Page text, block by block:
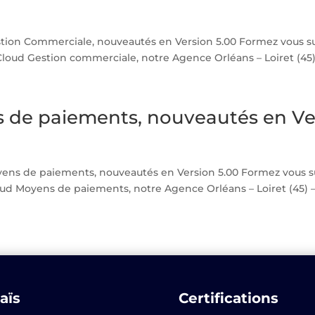
Commerciale, nouveautés en Version 5.00 Formez vous
Gestion commerciale, notre Agence Orléans – Loiret (45)
de paiements, nouveautés en
de paiements, nouveautés en Version 5.00 Formez vous
Moyens de paiements, notre Agence Orléans – Loiret (45) –
Certifications